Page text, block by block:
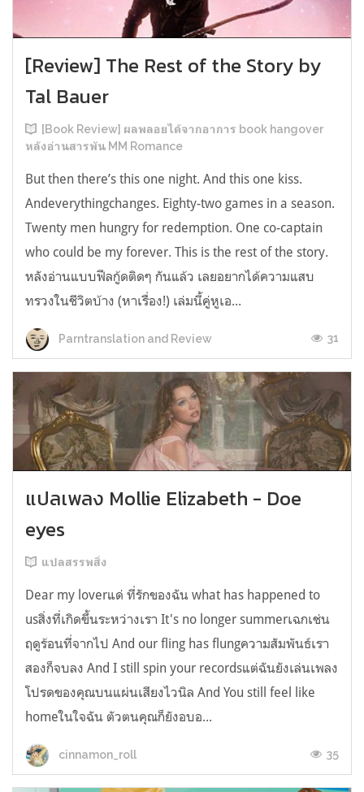
[Review] The Rest of the Story by
Tal Bauer
[Book Review] ผลพลอยได้จากอาการ book hangover
หลังอ่านสารพัน MM Romance
But then there’s this one night. And this one kiss.
Andeverythingchanges. Eighty-two games in a season.
Twenty men hungry for redemption. One co-captain
who could be my forever. This is the rest of the story.
หลังอ่านแบบฟีลกู้ดติดๆ กันแล้ว เลยอยากได้ความแสบ
ทรวงในชีวิตบ้าง (หาเรื่อง!) เล่มนี้คู่หูเอ...
Parntranslation and Review 31
แปลเพลง Mollie Elizabeth - Doe
eyes
แปลสรรพสิ่ง
Dear my loverแด่ ที่รักของฉัน what has happened to
usสิ่งที่เกิดขึ้นระหว่างเรา It's no longer summerเฉกเช่น
ฤดูร้อนที่จากไป And our fling has flungความสัมพันธ์เรา
สองก็จบลง And I still spin your recordsแต่ฉันยังเล่นเพลง
โปรดของคุณบนแผ่นเสียงไวนิล And You still feel like
homeในใจฉัน ตัวตนคุณก็ยังอบอ...
cinnamon_roll 35